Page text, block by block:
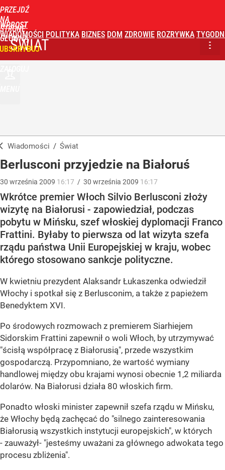
PRZEJDŹ
NA
STRONĘ
GŁÓWNĄ
WPROST
WIADOMOŚCI POLITYKA BIZNES DOM ZDROWIE ROZRYWKA
ŚWIAT
Wiadomości / Świat
Berlusconi przyjedzie na Białoruś
30 września 2009 16:17 / 30 września 2009 16:17
Wkrótce premier Włoch Silvio Berlusconi złoży
wizytę na Białorusi - zapowiedział, podczas
pobytu w Mińsku, szef włoskiej dyplomacji Franco
Frattini. Byłaby to pierwsza od lat wizyta szefa
rządu państwa Unii Europejskiej w kraju, wobec
którego stosowano sankcje polityczne.
W kwietniu prezydent Alaksandr Łukaszenka odwiedził
Włochy i spotkał się z Berlusconim, a także z papieżem
Benedyktem XVI.
Po środowych rozmowach z premierem Siarhiejem
Sidorskim Frattini zapewnił o woli Włoch, by utrzymywać
"ścisłą współpracę z Białorusią", przede wszystkim
gospodarczą. Przypomniano, że wartość wymiany
handlowej między obu krajami wynosi obecnie 1,2 miliarda
dolarów. Na Białorusi działa 80 włoskich firm.
Ponadto włoski minister zapewnił szefa rządu w Mińsku,
że Włochy będą zachęcać do "silnego zainteresowania
Białorusią wszystkich instytucji europejskich", w których
- zauważył- "jesteśmy uważani za głównego adwokata tego
procesu zbliżenia".